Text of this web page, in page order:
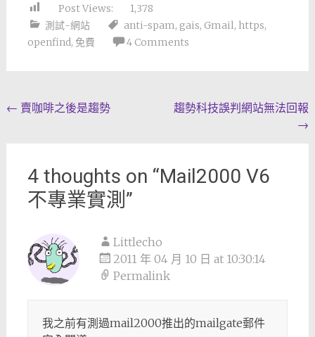
Post Views:
1,378
測試-網站
anti-spam, gais, Gmail, https,
openfind, 免費 4 Comments
Post
← 賣咖啡之後是趨勢
趨勢科技誤判網站無法回報
→
4 thoughts on “Mail2000 V6
不專業實測 ”
Littlecho
2011 年 04 月 10 日 at 10:30:14
Permalink
我之前有測過mail2000推出的mailgate郵件